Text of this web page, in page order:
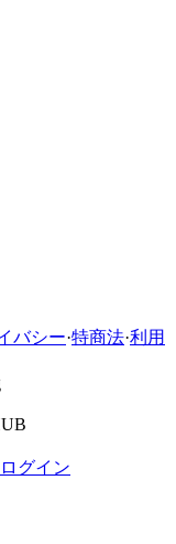
バシー·特商法·利用
ログイン